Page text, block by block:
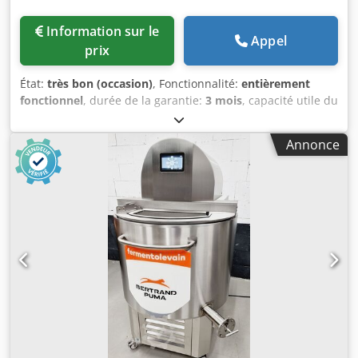
prix
Appel
État: très bon (occasion), Fonctionnalité: entièrement
fonctionnel, durée de la garantie: 3 mois, capacité utile du
, tension d'entrée:
réservoir:100 l, largeur totale:995 mm, longueur totale:
870 mm
, hauteur totale:1 300 mm
, Installation d’arômes
TOP Isernhäger A 100 Pour des pré-pâtes thermiquement
contrôlées Pour la production individuelle de pâtons de
trempe, d’échaudage, de cuisson et d’arôme Commande
simple avec agitateur spécial Technologie robuste
Raccordement : 400V, prise CEE 16A Dimensions : 995 x
870 x 1300 mm (LxPxH) Machine d’occasion nettoyée &
contrôlée SAB Options : Contrat d’entretien Service de
livraison Boîte de pièces détachées Mise en service &
formation Venez nous rendre visite ! Dsdpfjyhznusx Aggjkr
Annonce